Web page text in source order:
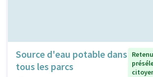
Source d'eau potable dans
tous les parcs